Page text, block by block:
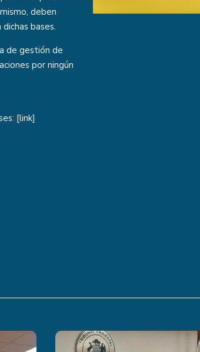
deben
bases.
de gestión de
por ningún
[link]